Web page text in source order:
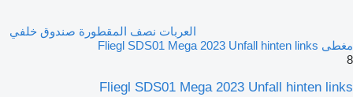
العربات نصف المقطورة صندوق خلفي
مغطى Fliegl SDS01 Mega 2023 Unfall hinten links
8
Fliegl SDS01 Mega 2023 Unfall hinten links